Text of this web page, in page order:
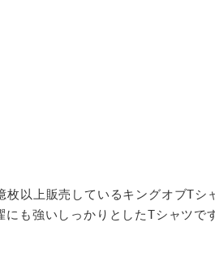
上販売しているキングオブTシャ
も強いしっかりとしたTシャツです